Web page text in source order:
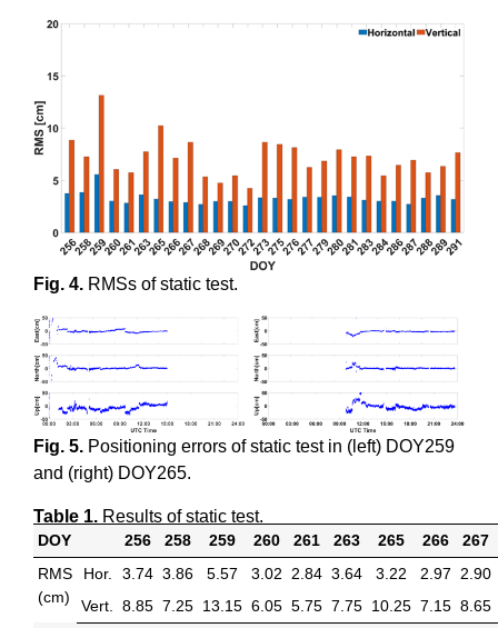
Fig. 4. RMSs of static test.
Fig. 5. Positioning errors of static test in (left) DOY259
and (right) DOY265.
Table 1. Results of static test.
DOY 256 258 259 260 261 263 265 266
267
RMS
(cm)
Hor. 3.74 3.86 5.57 3.02 2.84 3.64 3.22 2.97
2.90
Vert.
8.85 7.25 13.15 6.05 5.75 7.75 10.25 7.15 8.65